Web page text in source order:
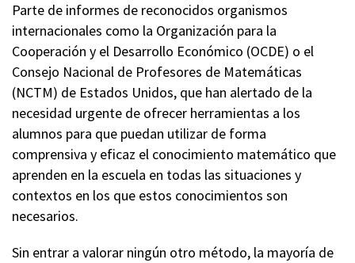
Parte de informes de reconocidos organismos
internacionales como la Organización para la
Cooperación y el Desarrollo Económico (OCDE) o el
Consejo Nacional de Profesores de Matemáticas
(NCTM) de Estados Unidos, que han alertado de la
necesidad urgente de ofrecer herramientas a los
alumnos para que puedan utilizar de forma
comprensiva y eficaz el conocimiento matemático que
aprenden en la escuela en todas las situaciones y
contextos en los que estos conocimientos son
necesarios.
Sin entrar a valorar ningún otro método, la mayoría de